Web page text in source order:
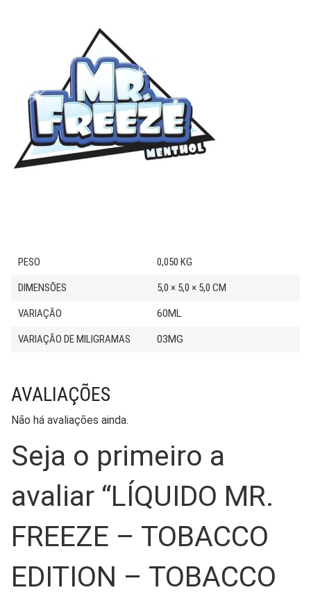
PESO 0,050 KG
DIMENSÕES 5,0 × 5,0 × 5,0 CM
VARIAÇÃO 60ML
VARIAÇÃO DE MILIGRAMAS 03MG
AVALIAÇÕES
Não há avaliações ainda.
Seja o primeiro a
avaliar “LÍQUIDO MR.
FREEZE – TOBACCO
EDITION – TOBACCO